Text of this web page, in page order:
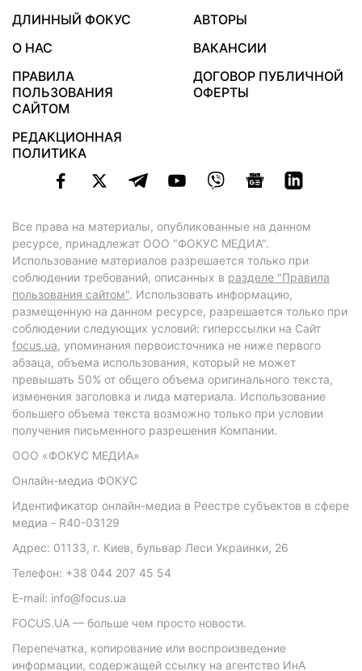
ДЛИННЫЙ ФОКУС
АВТОРЫ
О НАС
ВАКАНСИИ
ПРАВИЛА
ПОЛЬЗОВАНИЯ
САЙТОМ
ДОГОВОР ПУБЛИЧНОЙ
ОФЕРТЫ
РЕДАКЦИОННАЯ
ПОЛИТИКА
Все права на материалы, опубликованные на данном
ресурсе, принадлежат ООО "ФОКУС МЕДИА".
Использование материалов разрешается только при
соблюдении требований, описанных в разделе "Правила
пользования сайтом". Использовать информацию,
размещенную на данном ресурсе, разрешается только при
соблюдении следующих условий: гиперссылки на Сайт
focus.ua, упоминания первоисточника не ниже первого
абзаца, объема использования, который не может
превышать 50% от общего объема оригинального текста,
изменения заголовка и лида материала. Использование
большего объема текста возможно только при условии
получения письменного разрешения Компании.
ООО «ФОКУС МЕДИА»
Онлайн-медиа ФОКУС
Идентификатор онлайн-медиа в Реестре субъектов в сфере
медиа - R40-03129
Адрес: 01133, г. Киев, бульвар Леси Украинки, 26
Телефон: +38 044 207 45 54
E-mail: info@focus.ua
FOCUS.UA — больше чем просто новости.
Перепечатка, копирование или воспроизведение
информации, содержащей ссылку на агентство ИнА